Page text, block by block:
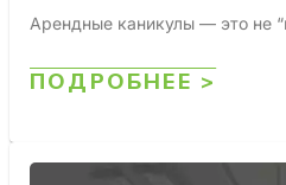
Арендные каникулы — это не
ПОДРОБНЕЕ >